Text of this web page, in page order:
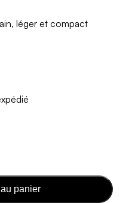
léger et compact
panier